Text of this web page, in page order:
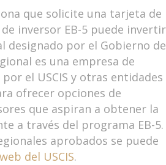
que solicite una tarjeta de
inversor EB-5 puede invertir
designado por el Gobierno de
es una empresa de
el USCIS y otras entidades
ofrecer opciones de
que aspiran a obtener la
a través del programa EB-5.
aprobados se puede
del USCIS.